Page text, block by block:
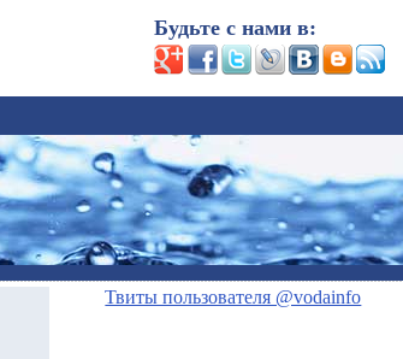
Будьте с нами в:
Твиты пользователя @vodainfo